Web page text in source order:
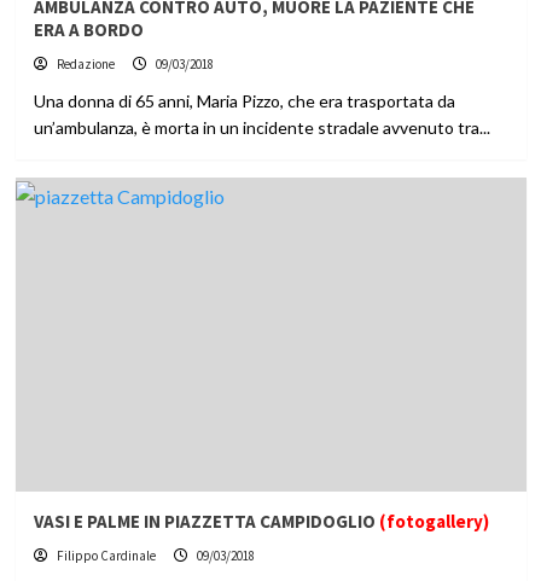
AMBULANZA CONTRO AUTO, MUORE LA PAZIENTE CHE
ERA A BORDO
Redazione 09/03/2018
Una donna di 65 anni, Maria Pizzo, che era trasportata da
un’ambulanza, è morta in un incidente stradale avvenuto tra...
VASI E PALME IN PIAZZETTA CAMPIDOGLIO (fotogallery)
Filippo Cardinale 09/03/2018